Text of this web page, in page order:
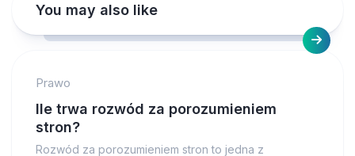
You may also like
Prawo
Ile trwa rozwód za porozumieniem
stron?
Rozwód za porozumieniem stron to jedna z